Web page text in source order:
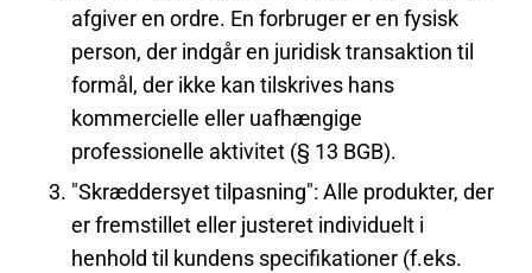
afgiver en ordre. En forbruger er en fysisk
person, der indgår en juridisk transaktion til
formål, der ikke kan tilskrives hans
kommercielle eller uafhængige
professionelle aktivitet (§ 13 BGB).
"Skræddersyet tilpasning": Alle produkter, der
er fremstillet eller justeret individuelt i
henhold til kundens specifikationer (f.eks.